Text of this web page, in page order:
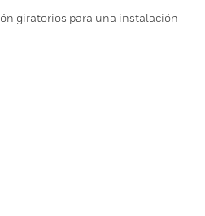
giratorios para una instalación